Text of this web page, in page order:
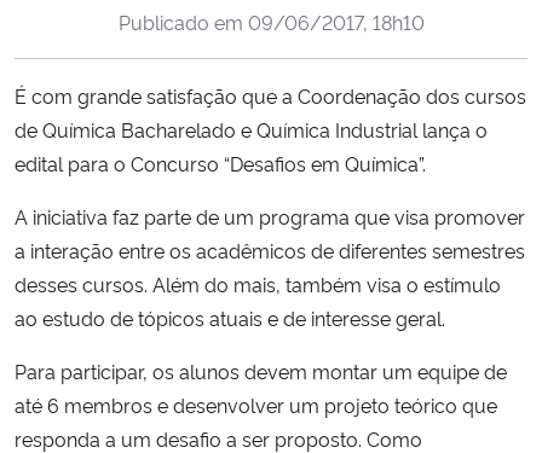
Ministério da Cidadania
Ministério da Saúde
Ministério da Ciência, Tecnologia, Inovações e Comunicações
Ministério do Meio Ambiente
Ministério do Desenvolvimento Regional
Publicado em 09/06/2017, 18h10
É com grande satisfação que a Coordenação dos cursos
de Química Bacharelado e Química Industrial lança o
edital para o Concurso “Desafios em Química”.
A iniciativa faz parte de um programa que visa promover
a interação entre os acadêmicos de diferentes semestres
desses cursos. Além do mais, também visa o estímulo
ao estudo de tópicos atuais e de interesse geral.
Para participar, os alunos devem montar um equipe de
até 6 membros e desenvolver um projeto teórico que
responda a um desafio a ser proposto. Como